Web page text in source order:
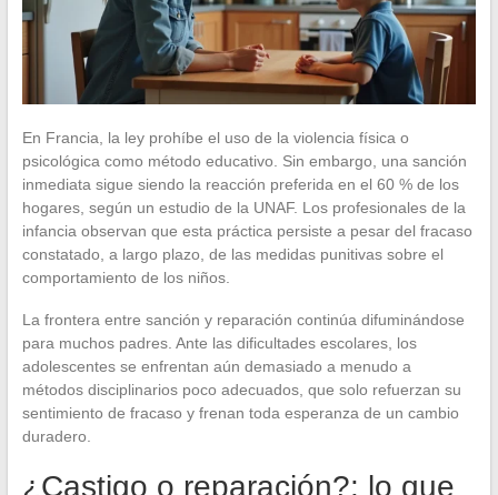
En Francia, la ley prohíbe el uso de la violencia física o
psicológica como método educativo. Sin embargo, una sanción
inmediata sigue siendo la reacción preferida en el 60 % de los
hogares, según un estudio de la UNAF. Los profesionales de la
infancia observan que esta práctica persiste a pesar del fracaso
constatado, a largo plazo, de las medidas punitivas sobre el
comportamiento de los niños.
La frontera entre sanción y reparación continúa difuminándose
para muchos padres. Ante las dificultades escolares, los
adolescentes se enfrentan aún demasiado a menudo a
métodos disciplinarios poco adecuados, que solo refuerzan su
sentimiento de fracaso y frenan toda esperanza de un cambio
duradero.
¿Castigo o reparación?: lo que